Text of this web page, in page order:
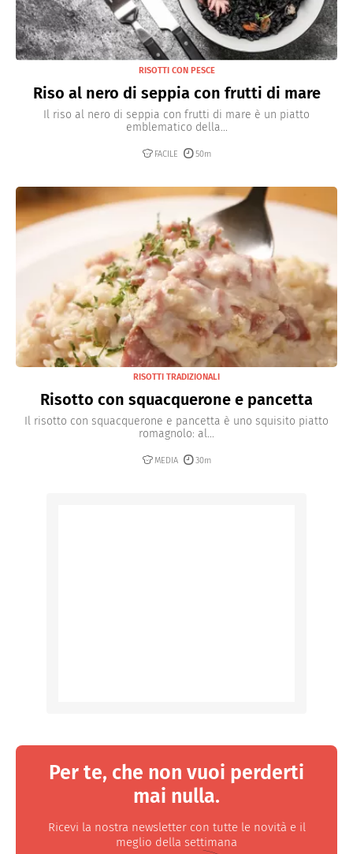
RISOTTI CON PESCE
Riso al nero di seppia con frutti di mare
Il riso al nero di seppia con frutti di mare è un piatto
emblematico della...
FACILE 50m
RISOTTI TRADIZIONALI
Risotto con squacquerone e pancetta
Il risotto con squacquerone e pancetta è uno squisito piatto
romagnolo: al...
MEDIA 30m
Per te, che non vuoi perderti
mai nulla.
Ricevi la nostra newsletter con tutte le novità e il
meglio della settimana